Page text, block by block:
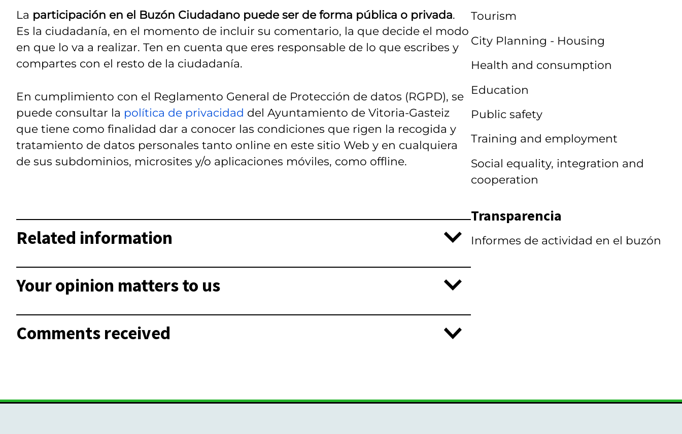
La participación en el Buzón Ciudadano puede ser de forma pública o privada.
Es la ciudadanía, en el momento de incluir su comentario, la que decide el modo
en que lo va a realizar. Ten en cuenta que eres responsable de lo que escribes y
compartes con el resto de la ciudadanía.
En cumplimiento con el Reglamento General de Protección de datos (RGPD), se
puede consultar la política de privacidad del Ayuntamiento de Vitoria-Gasteiz
que tiene como finalidad dar a conocer las condiciones que rigen la recogida y
tratamiento de datos personales tanto online en este sitio Web y en cualquiera
de sus subdominios, microsites y/o aplicaciones móviles, como offline.
Related information
Your opinion matters to us
Comments received
Tourism
City Planning - Housing
Health and consumption
Education
Public safety
Training and employment
Social equality, integration and
cooperation
Transparencia
Informes de actividad en el buzón